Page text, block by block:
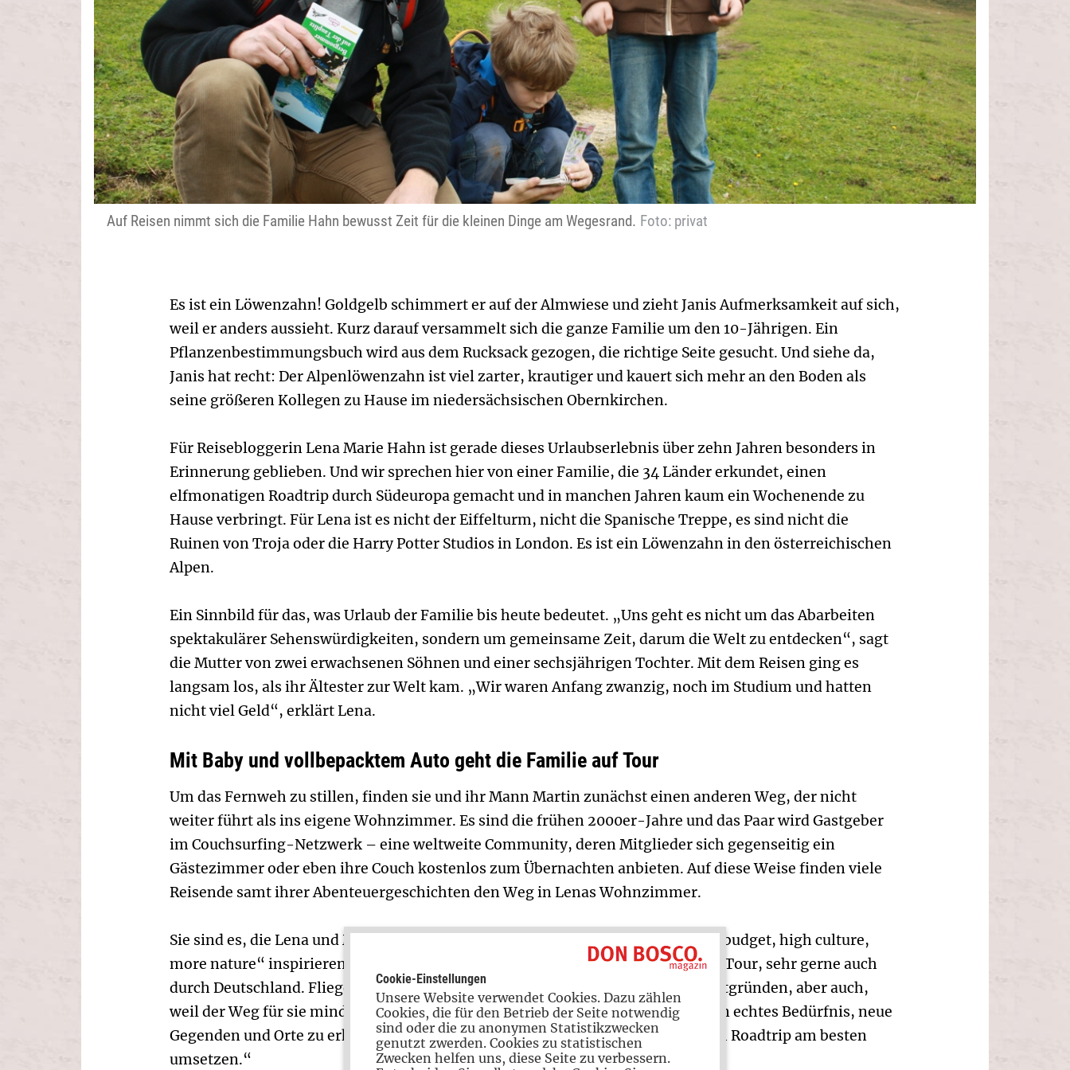
Auf Reisen nimmt sich die Familie Hahn bewusst Zeit für die kleinen Dinge am Wegesrand. Foto: privat
Es ist ein Löwenzahn! Goldgelb schimmert er auf der Almwiese und zieht Janis Aufmerksamkeit auf sich,
weil er anders aussieht. Kurz darauf versammelt sich die ganze Familie um den 10-Jährigen. Ein
Pflanzenbestimmungsbuch wird aus dem Rucksack gezogen, die richtige Seite gesucht. Und siehe da,
Janis hat recht: Der Alpenlöwenzahn ist viel zarter, krautiger und kauert sich mehr an den Boden als
seine größeren Kollegen zu Hause im niedersächsischen Obernkirchen.
Für Reisebloggerin Lena Marie Hahn ist gerade dieses Urlaubserlebnis über zehn Jahren besonders in
Erinnerung geblieben. Und wir sprechen hier von einer Familie, die 34 Länder erkundet, einen
elfmonatigen Roadtrip durch Südeuropa gemacht und in manchen Jahren kaum ein Wochenende zu
Hause verbringt. Für Lena ist es nicht der Eiffelturm, nicht die Spanische Treppe, es sind nicht die
Ruinen von Troja oder die Harry Potter Studios in London. Es ist ein Löwenzahn in den österreichischen
Alpen.
Ein Sinnbild für das, was Urlaub der Familie bis heute bedeutet. „Uns geht es nicht um das Abarbeiten
spektakulärer Sehenswürdigkeiten, sondern um gemeinsame Zeit, darum die Welt zu entdecken“, sagt
die Mutter von zwei erwachsenen Söhnen und einer sechsjährigen Tochter. Mit dem Reisen ging es
langsam los, als ihr Ältester zur Welt kam. „Wir waren Anfang zwanzig, noch im Studium und hatten
nicht viel Geld“, erklärt Lena.
Mit Baby und vollbepacktem Auto geht die Familie auf Tour
Um das Fernweh zu stillen, finden sie und ihr Mann Martin zunächst einen anderen Weg, der nicht
weiter führt als ins eigene Wohnzimmer. Es sind die frühen 2000er-Jahre und das Paar wird Gastgeber
im Couchsurfing-Netzwerk – eine weltweite Community, deren Mitglieder sich gegenseitig ein
Gästezimmer oder eben ihre Couch kostenlos zum Übernachten anbieten. Auf diese Weise finden viele
Reisende samt ihrer Abenteuergeschichten den Weg in Lenas Wohnzimmer.
Sie sind es, die Lena und Martin zu ihren Familienreisen unter dem Motto „low budget, high culture,
more nature“ inspirieren. Mit Baby Janis und vollbepacktem Auto gehen sie auf Tour, sehr gerne auch
durch Deutschland. Fliegen kommt für Familie Hahn nicht in Frage: aus Umweltgründen, aber auch,
weil der Weg für sie mindestens genauso wichtig ist wie das Ziel. „Wir haben ein echtes Bedürfnis, neue
Gegenden und Orte zu erkunden und zu erforschen. Und das lässt sich bei einem Roadtrip am besten
umsetzen.“
Cookie-Einstellungen
Unsere Website verwendet Cookies. Dazu zählen
Cookies, die für den Betrieb der Seite notwendig
sind oder die zu anonymen Statistikzwecken
genutzt zwerden. Cookies zu statistischen
Zwecken helfen uns, diese Seite zu verbessern.